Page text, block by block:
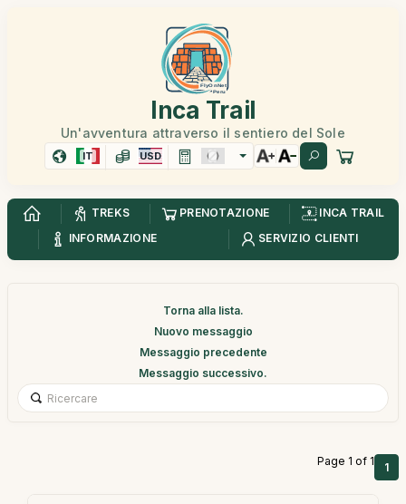
Inca Trail
Un'avventura attraverso il sentiero del Sole
IT USD
TREKS PRENOTAZIONE
INCA TRAIL
INFORMAZIONE
SERVIZIO CLIENTI
Torna alla lista.
Nuovo messaggio
Messaggio precedente
Messaggio successivo.
Page 1 of 1 1